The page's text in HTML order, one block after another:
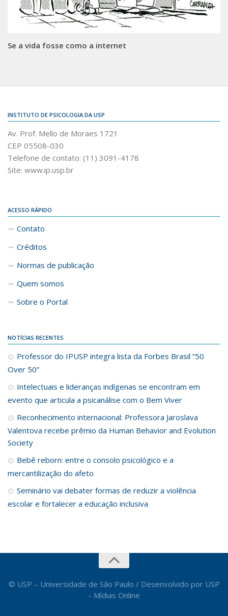
Se a vida fosse como a internet
INSTITUTO DE PSICOLOGIA DA USP
Av. Prof. Mello de Moraes 1721
CEP 05508-030
Telefone de contato: (11) 3091-4178
Site: www.ip.usp.br
ACESSO RÁPIDO
Contato
Créditos
Normas de publicação
Quem somos
Sobre o Portal
NOTÍCIAS RECENTES
Professor do IPUSP integra lista da Forbes Brasil “50
Over 50”
Intelectuais e lideranças indígenas se encontram em
evento que articula a psicanálise com o Bem Viver
Reconhecimento internacional: Professora Jaroslava
Valentova recebe prêmio da Human Behavior and Evolution
Society
Bebê reborn: entre o consolo psicológico e a
mercantilização do afeto
Seminário vai debater formas de reduzir a violência
escolar e fortalecer a educação inclusiva
© USP – Universidade de São Paulo / Desenvolvido por USP
- Mídias Online